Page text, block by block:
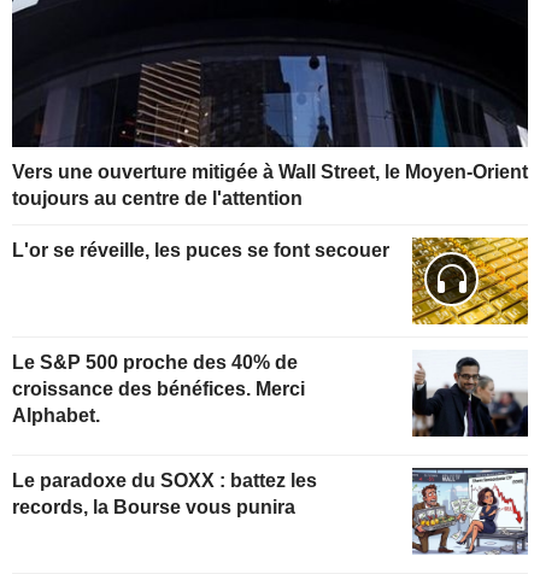
Vers une ouverture mitigée à Wall Street, le Moyen-Orient
toujours au centre de l'attention
L'or se réveille, les puces se font secouer
Le S&P 500 proche des 40% de
croissance des bénéfices. Merci
Alphabet.
Le paradoxe du SOXX : battez les
records, la Bourse vous punira